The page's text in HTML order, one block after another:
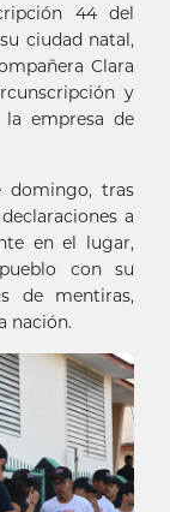
44 del
ciudad natal,
Clara
y
la empresa de
domingo, tras
a
en el lugar,
con su
de mentiras,
nación.